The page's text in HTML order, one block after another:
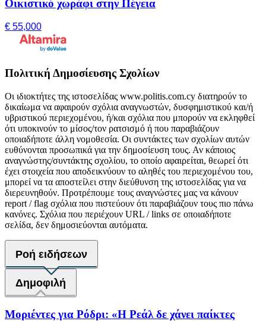
Οικιστικό χωράφι στην Πέγεια
€ 55,000
Πολιτική Δημοσίευσης Σχολίων
Οι ιδιοκτήτες της ιστοσελίδας www.politis.com.cy διατηρούν το
δικαίωμα να αφαιρούν σχόλια αναγνωστών, δυσφημιστικού και/ή
υβριστικού περιεχομένου, ή/και σχόλια που μπορούν να εκληφθεί
ότι υποκινούν το μίσος/τον ρατσισμό ή που παραβιάζουν
οποιαδήποτε άλλη νομοθεσία. Οι συντάκτες των σχολίων αυτών
ευθύνονται προσωπικά για την δημοσίευση τους. Αν κάποιος
αναγνώστης/συντάκτης σχολίου, το οποίο αφαιρείται, θεωρεί ότι
έχει στοιχεία που αποδεικνύουν το αληθές του περιεχομένου του,
μπορεί να τα αποστείλει στην διεύθυνση της ιστοσελίδας για να
διερευνηθούν. Προτρέπουμε τους αναγνώστες μας να κάνουν
report / flag σχόλια που πιστεύουν ότι παραβιάζουν τους πιο πάνω
κανόνες. Σχόλια που περιέχουν URL / links σε οποιαδήποτε
σελίδα, δεν δημοσιεύονται αυτόματα.
Ροή ειδήσεων
Δημοφιλή
Μοριέντες για Ρόδρι: «Η Ρεάλ δε χάνει παίκτες